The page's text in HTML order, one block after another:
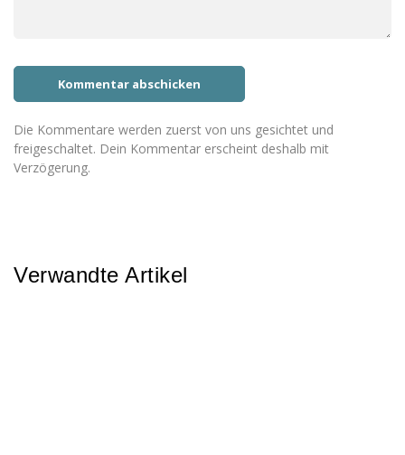
Die Kommentare werden zuerst von uns gesichtet und
freigeschaltet. Dein Kommentar erscheint deshalb mit
Verzögerung.
Verwandte Artikel